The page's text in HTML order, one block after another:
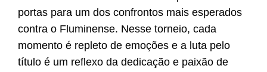
portas para um dos confrontos mais esperados
contra o Fluminense. Nesse torneio, cada
momento é repleto de emoções e a luta pelo
título é um reflexo da dedicação e paixão de